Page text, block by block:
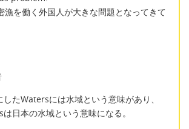
漁を働く外国人が大きな問題となってきて
たWatersには水域という意味があり、
日本の水域という意味になる。